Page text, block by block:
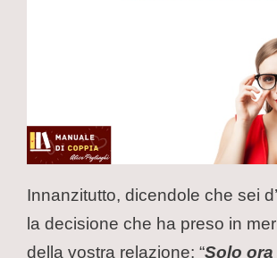
Innanzitutto, dicendole che sei
la decisione che ha preso in
della vostra relazione: “Solo